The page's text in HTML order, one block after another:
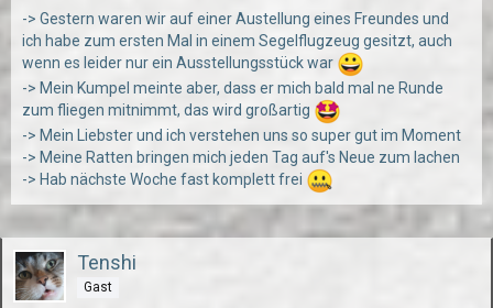
-> Gestern waren wir auf einer Austellung eines Freundes und
ich habe zum ersten Mal in einem Segelflugzeug gesitzt, auch
wenn es leider nur ein Ausstellungsstück war
-> Mein Kumpel meinte aber, dass er mich bald mal ne Runde
zum fliegen mitnimmt, das wird großartig
-> Mein Liebster und ich verstehen uns so super gut im Moment
-> Meine Ratten bringen mich jeden Tag auf's Neue zum lachen
-> Hab nächste Woche fast komplett frei
Tenshi
Gast